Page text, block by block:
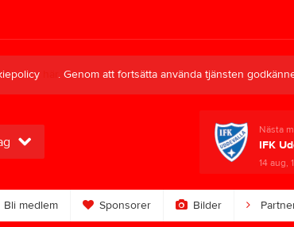
. Genom att fortsätta använda tjänsten
Nästa
IFK
14 aug,
Bli medlem Sponsorer Bilder